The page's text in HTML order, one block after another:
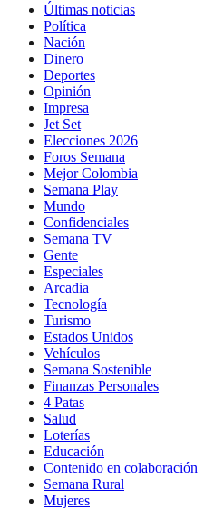
Últimas noticias
Política
Nación
Dinero
Deportes
Opinión
Impresa
Jet Set
Elecciones 2026
Foros Semana
Mejor Colombia
Semana Play
Mundo
Confidenciales
Semana TV
Gente
Especiales
Arcadia
Tecnología
Turismo
Estados Unidos
Vehículos
Semana Sostenible
Finanzas Personales
4 Patas
Salud
Loterías
Educación
Contenido en colaboración
Semana Rural
Mujeres